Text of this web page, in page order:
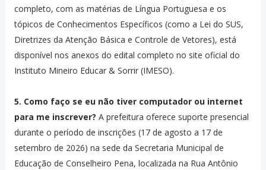
completo, com as matérias de Língua Portuguesa e os
tópicos de Conhecimentos Específicos (como a Lei do SUS,
Diretrizes da Atenção Básica e Controle de Vetores), está
disponível nos anexos do edital completo no site oficial do
Instituto Mineiro Educar & Sorrir (IMESO).
5. Como faço se eu não tiver computador ou internet
para me inscrever? A prefeitura oferece suporte presencial
durante o período de inscrições (17 de agosto a 17 de
setembro de 2026) na sede da Secretaria Municipal de
Educação de Conselheiro Pena, localizada na Rua Antônio